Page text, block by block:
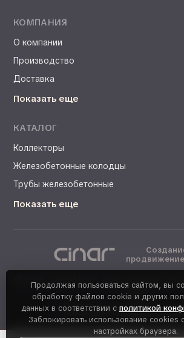
КОМПАНИЯ
О компании
Производство
Доставка
Показать еще
КАТАЛОГ
Коллекторы
Железобетонные колодцы
Трубы железобетонные
Показать еще
ООО "КЖБИ №8". Завод-
- 2026
Политика
Продолжая пользоваться сайтом, вы
обработку файлов cookie и других
данных в соответствии с политикой
Заблокировать использование cookies
настройках браузера.